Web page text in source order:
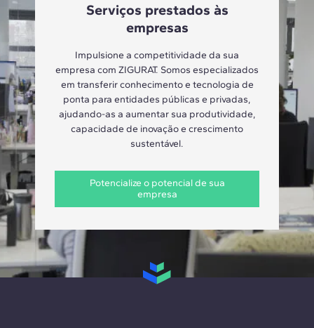
Serviços prestados às
empresas
Impulsione a competitividade da sua
empresa com ZIGURAT. Somos especializados
em transferir conhecimento e tecnologia de
ponta para entidades públicas e privadas,
ajudando-as a aumentar sua produtividade,
capacidade de inovação e crescimento
sustentável.
Potencialize o potencial de sua
empresa